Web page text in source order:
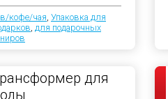
кофе/чая Упаковка для
для подарочных
для